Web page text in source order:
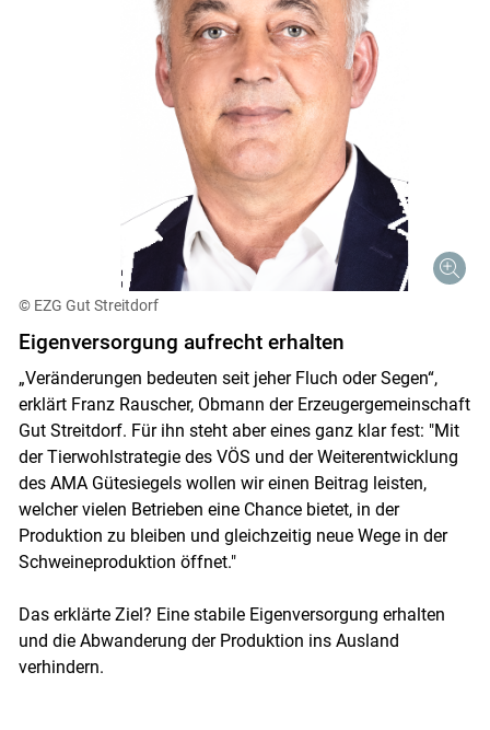
Skip to main content
© EZG Gut Streitdorf
Eigenversorgung aufrecht erhalten
„Veränderungen bedeuten seit jeher Fluch oder Segen“,
erklärt Franz Rauscher, Obmann der Erzeugergemeinschaft
Gut Streitdorf. Für ihn steht aber eines ganz klar fest: "Mit
der Tierwohlstrategie des VÖS und der Weiterentwicklung
des AMA Gütesiegels wollen wir einen Beitrag leisten,
welcher vielen Betrieben eine Chance bietet, in der
Produktion zu bleiben und gleichzeitig neue Wege in der
Schweineproduktion öffnet."
Das erklärte Ziel? Eine stabile Eigenversorgung erhalten
und die Abwanderung der Produktion ins Ausland
verhindern.